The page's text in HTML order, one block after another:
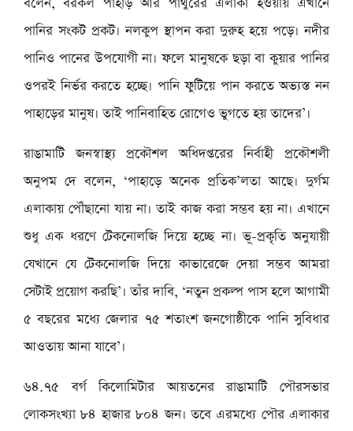
বলেন, বরকল পাহাড় আর পাথুরের এলাকা হওয়ায় এখানে
পানির সংকট প্রকট। নলকুপ স্থাপন করা দুরুহ হয়ে পড়ে। নদীর
পানিও পানের উপযোগী না। ফলে মানুষকে ছড়া বা কুয়ার পানির
ওপরই নির্ভর করতে হচ্ছে। পানি ফুটিয়ে পান করতে অভ্যস্ত নন
পাহাড়ের মানুষ। তাই পানিবাহিত রোগেও ভুগতে হয় তাদের’।
রাঙামাটি জনস্বাস্থ্য প্রকৌশল অধিদপ্তরের নির্বাহী প্রকৌশলী
অনুপম দে বলেন, ‘পাহাড়ে অনেক প্রতিক’লতা আছে। দুর্গম
এলাকায় পৌঁছানো যায় না। তাই কাজ করা সম্ভব হয় না। এখানে
শুধু এক ধরণে টেকনোলজি দিয়ে হচ্ছে না। ভূ-প্রকৃতি অনুযায়ী
যেখানে যে টেকনোলজি দিয়ে কাভারেজে দেয়া সম্ভব আমরা
সেটাই প্রয়োগ করছি’। তাঁর দাবি, ‘নতুন প্রকল্প পাস হলে আগামী
৫ বছরের মধ্যে জেলার ৭৫ শতাংশ জনগোষ্ঠীকে পানি সুবিধার
আওতায় আনা যাবে’।
৬৪.৭৫ বর্গ কিলোমিটার আয়তনের রাঙামাটি পৌরসভার
লোকসংখ্যা ৮৪ হাজার ৮০৪ জন। তবে এরমধ্যে পৌর এলাকার